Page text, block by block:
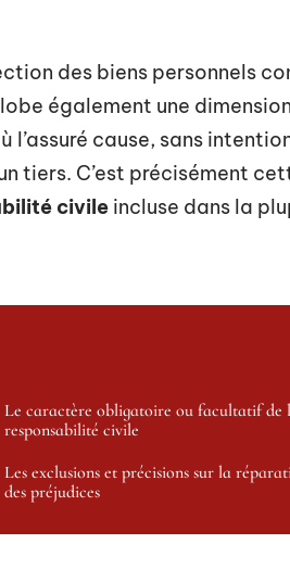
des biens personnels
également une dimension
cause, sans
tiers. C’est précisément
civile incluse dans la
Le caractère obligatoire ou facultatif de
responsabilité civile
Les exclusions et précisions sur la
des préjudices